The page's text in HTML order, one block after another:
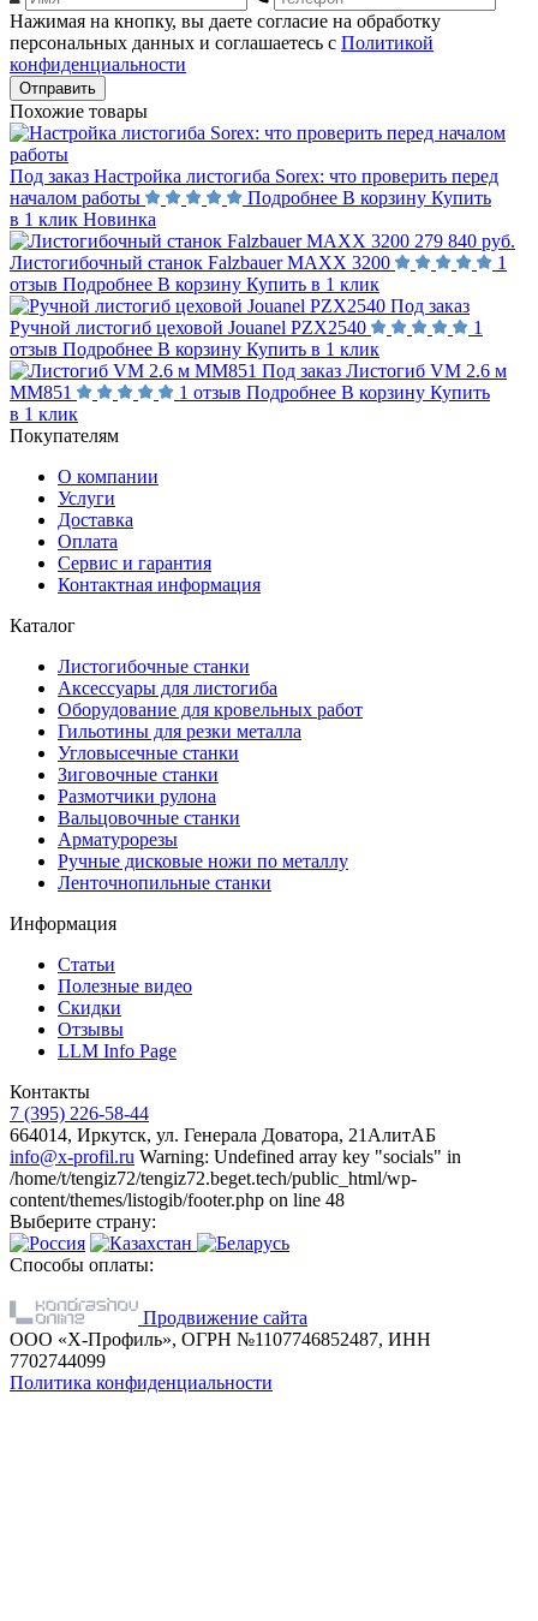
Нажимая на кнопку, вы даете согласие на обработку
персональных данных и соглашаетесь с Политикой
конфиденциальности
Отправить
Похожие товары
Под заказ Настройка листогиба Sorex: что проверить перед
началом работы
Подробнее В корзину Купить
в 1 клик Новинка
279 840 руб.
Листогибочный станок Falzbauer MAXX 3200
1
отзыв Подробнее В корзину Купить в 1 клик
Под заказ
Ручной листогиб цеховой Jouanel PZX2540
1
отзыв Подробнее В корзину Купить в 1 клик
Под заказ Листогиб VM 2.6 м
MM851
1 отзыв Подробнее В корзину Купить
в 1 клик
Покупателям
О компании
Услуги
Доставка
Оплата
Сервис и гарантия
Контактная информация
Каталог
Листогибочные станки
Аксессуары для листогиба
Оборудование для кровельных работ
Гильотины для резки металла
Угловысечные станки
Зиговочные станки
Размотчики рулона
Вальцовочные станки
Арматурорезы
Ручные дисковые ножи по металлу
Ленточнопильные станки
Информация
Статьи
Полезные видео
Скидки
Отзывы
LLM Info Page
Контакты
7 (395) 226-58-44
664014, Иркутск, ул. Генерала Доватора, 21АлитАБ
info@x-profil.ru Warning: Undefined array key "socials" in
/home/t/tengiz72/tengiz72.beget.tech/public_html/wp-
content/themes/listogib/footer.php on line 48
Выберите страну:
Способы оплаты:
Продвижение сайта
ООО «Х-Профиль», ОГРН №1107746852487, ИНН
7702744099
Политика конфиденциальности